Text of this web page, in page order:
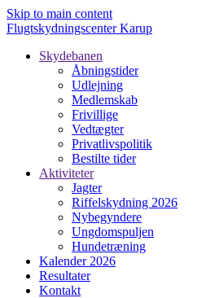
Skip to main content
Flugtskydningscenter Karup
Skydebanen
Åbningstider
Udlejning
Medlemskab
Frivillige
Vedtægter
Privatlivspolitik
Bestilte tider
Aktiviteter
Jagter
Riffelskydning 2026
Nybegyndere
Ungdomspuljen
Hundetræning
Kalender 2026
Resultater
Kontakt